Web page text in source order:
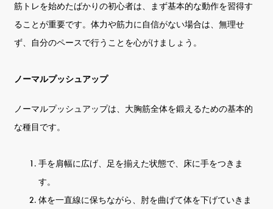
筋トレを始めたばかりの初心者は、まず基本的な動作を習得す
ることが重要です。体力や筋力に自信がない場合は、無理せ
ず、自分のペースで行うことを心がけましょう。
ノーマルプッシュアップ
ノーマルプッシュアップは、大胸筋全体を鍛えるための基本的
な種目です。
手を肩幅に広げ、足を揃えた状態で、床に手をつきま
す。
体を一直線に保ちながら、肘を曲げて体を下げていきま